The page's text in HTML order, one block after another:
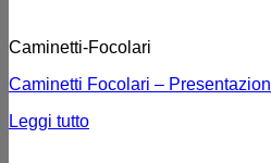
Caminetti-Focolari
Caminetti Focolari –
Leggi tutto